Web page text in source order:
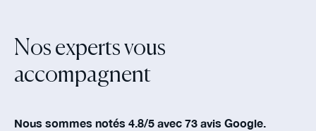
Nos experts vous
accompagnent‍
Nous sommes notés 4.8/5 avec 73 avis Google.